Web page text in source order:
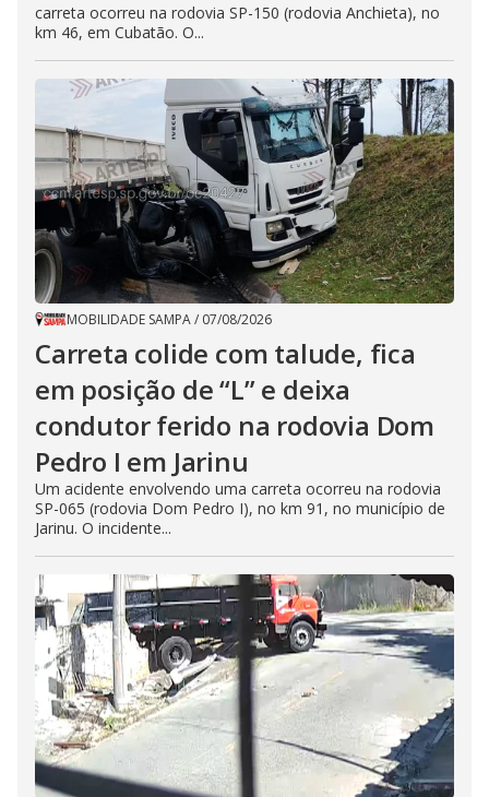
carreta ocorreu na rodovia SP-150 (rodovia Anchieta), no
km 46, em Cubatão. O...
MOBILIDADE SAMPA/ 07/08/2026
Carreta colide com talude, fica
em posição de “L” e deixa
condutor ferido na rodovia Dom
Pedro I em Jarinu
Um acidente envolvendo uma carreta ocorreu na rodovia
SP-065 (rodovia Dom Pedro I), no km 91, no município de
Jarinu. O incidente...